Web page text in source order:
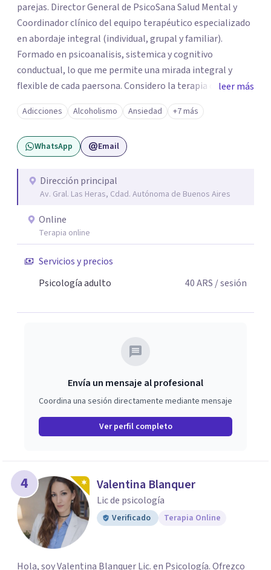
parejas. Director General de PsicoSana Salud Mental y
Coordinador clínico del equipo terapéutico especializado
en abordaje integral (individual, grupal y familiar).
Formado en psicoanalisis, sistemica y cognitivo
conductual, lo que me permite una mirada integral y
flexible de cada paersona. Considero la terapia como un
espacio de escucha, construcción y transformación,
adpatando el contexto de cada persona para ayudarla de
la mejor manera posible.
leer más
Adicciones Alcoholismo Ansiedad +7 más
WhatsApp Email
Dirección principal
Av. Gral. Las Heras, Cdad. Autónoma de Buenos Aires
Online
Terapia online
Servicios y precios
Psicología adulto
40ARS / sesión
Envía un mensaje al profesional
Coordina una sesión directamente mediante mensaje
Ver perfil completo
4 Valentina Blanquer
Lic de psicología
Verificado Terapia Online
Hola, soy Valentina Blanquer Lic. en Psicología. Ofrezco